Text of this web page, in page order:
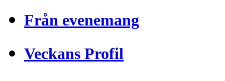
Från evenemang
Veckans Profil